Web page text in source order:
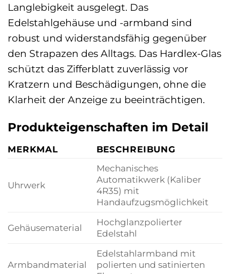
Langlebigkeit ausgelegt. Das
Edelstahlgehäuse und -armband sind
robust und widerstandsfähig gegenüber
den Strapazen des Alltags. Das Hardlex-Glas
schützt das Zifferblatt zuverlässig vor
Kratzern und Beschädigungen, ohne die
Klarheit der Anzeige zu beeinträchtigen.
Produkteigenschaften im Detail
MERKMAL BESCHREIBUNG
Uhrwerk
Mechanisches
Automatikwerk (Kaliber
4R35) mit
Handaufzugsmöglichkeit
Gehäusematerial
Hochglanzpolierter
Edelstahl
Armbandmaterial
Edelstahlarmband mit
polierten und satinierten